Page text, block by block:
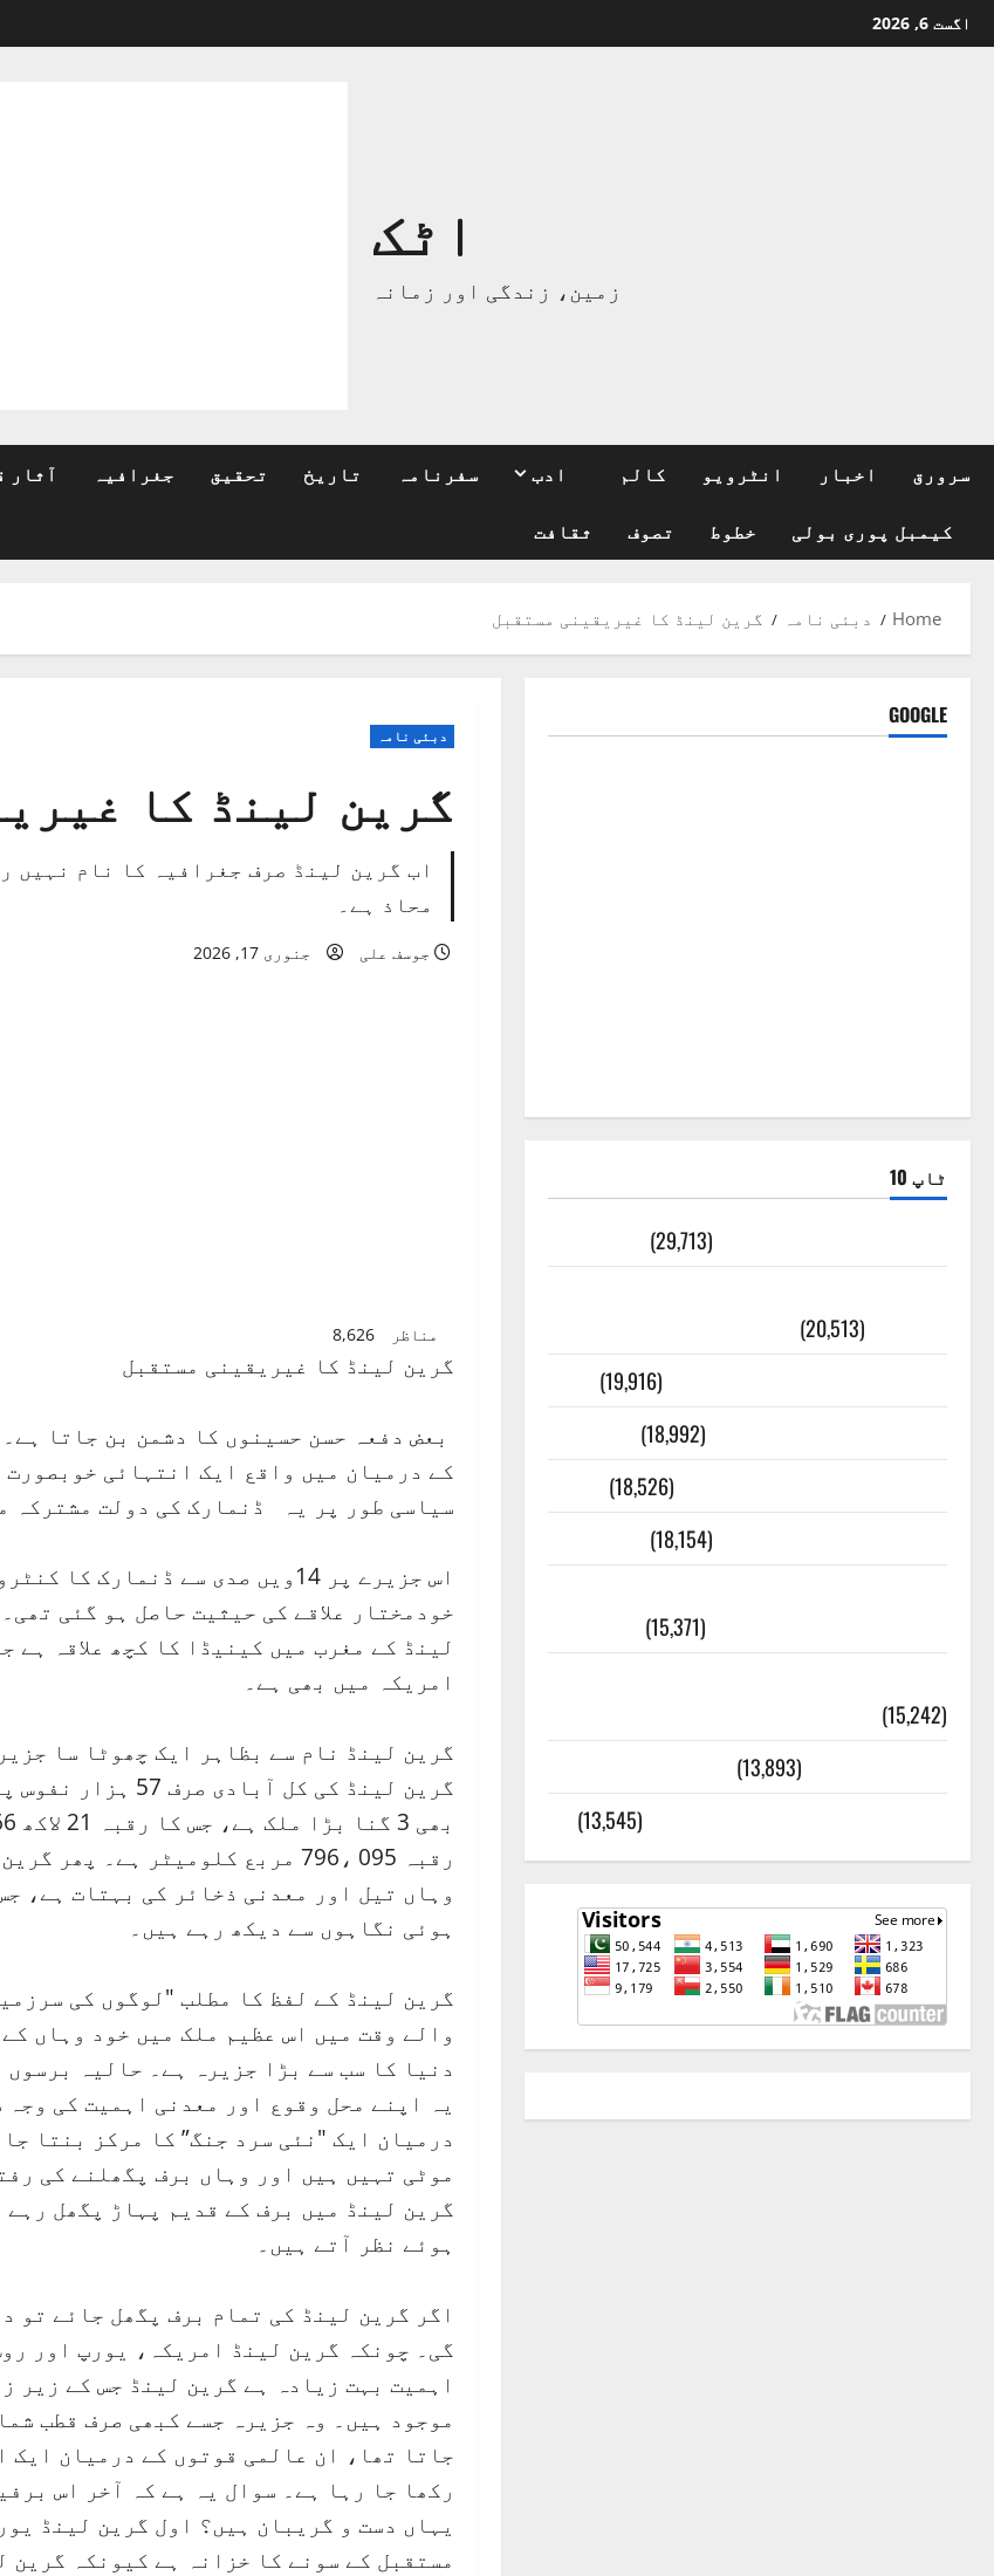
Skip
to
اگست 6, 2026
اٹک
زمین، زندگی اور زمانہ
سرورق اخبار انٹرویو کالم ادب سفرنامہ تاریخ تحقیق جغرافیہ آثار
کیمبل پوری بولی خطوط تصوف ثقافت
Home دبئی نامہ گرین لینڈ کا غیریقینی مستقبل
دبئی نامہ
گرین لینڈ کا
محاذ ہے۔
جوسف علی جنوری 17, 2026
مناظر 8,626
گرین لینڈ کا غیریقینی مستقبل
بعض دفعہ حسن حسینوں کا دشمن بن جاتا
کے درمیان میں واقع ایک انتہائی
سیاسی طور پر یہ ڈنمارک کی دولت مشترکہ
خودمختار علاقے کی حیثیت حاصل ہو گئی
لینڈ کے مغرب میں کینیڈا کا کچھ علاقہ
امریکہ میں بھی ہے۔
گرین لینڈ نام سے بظاہر ایک چھوٹا سا
گرین لینڈ کی کل
رقبہ 095 ،796 مربع کلومیٹر
وہاں تیل اور معدنی ذخائر کی بہتات ہے،
ہوئی نگاہوں سے دیکھ رہے ہیں۔
گرین لینڈ کے لفظ کا مطلب "لوگوں کی
والے وقت میں اس عظیم ملک میں خود وہاں
دنیا کا سب سے بڑا جزیرہ ہے۔ ​حالیہ
یہ اپنے محل وقوع اور معدنی اہمیت کی
گرین لینڈ میں برف کے قدیم پہاڑ پگھل
ہوئے نظر آتے ہیں۔
گی۔ چونکہ گرین لینڈ امریکہ، یورپ اور
اہمیت بہت زیادہ ہے گرین لینڈ جس کے زیر
موجود ہیں۔ وہ جزیرہ جسے کبھی صرف قطب
جاتا تھا، ان عالمی قوتوں کے درمیان ایک
رکھا جا رہا ہے۔ سوال یہ ہے کہ آخر اس
یہاں دست و گریبان ہیں؟ اول گرین لینڈ
مستقبل کے سونے کا خزانہ ہے کیونکہ
GOOGLE
ٹاپ 10
(29,713)
(20,513)
(19,916)
(18,992)
(18,526)
(18,154)
(15,371)
(15,242)
(13,893)
(13,545)